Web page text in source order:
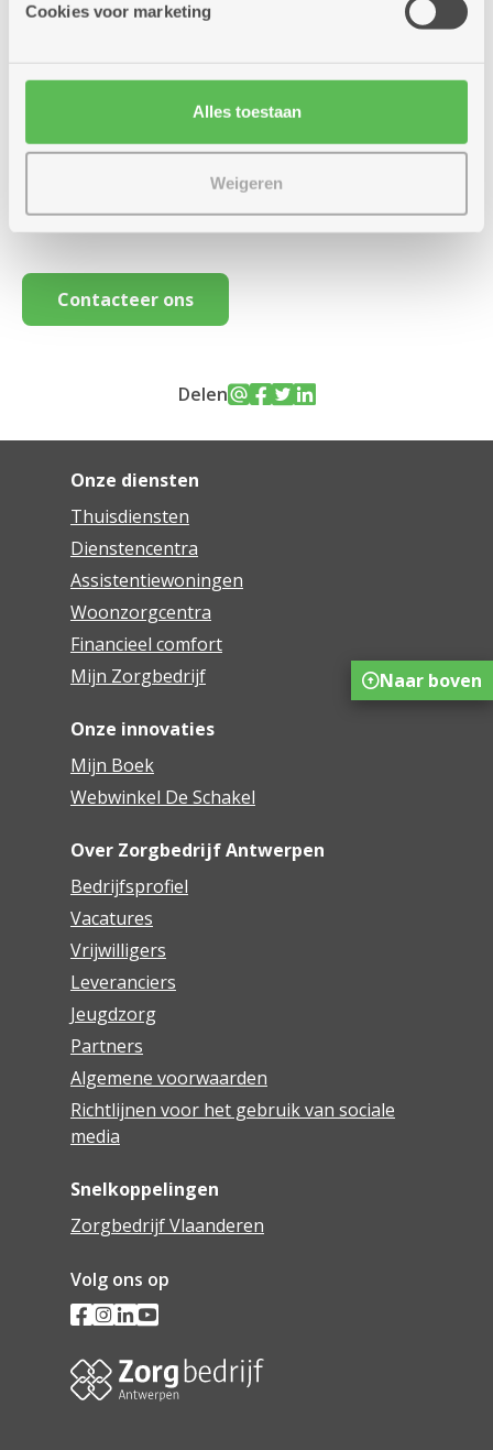
Cookies voor marketing
Alles toestaan
Weigeren
Meer weten
De serviceflat van uw voorkeur gevonden? Of nog
vragen?
Contacteer ons
Delen
Onze diensten
Thuisdiensten
Dienstencentra
Assistentiewoningen
Woonzorgcentra
Financieel comfort
Mijn Zorgbedrijf
Onze innovaties
Mijn Boek
Webwinkel De Schakel
Over Zorgbedrijf Antwerpen
Bedrijfsprofiel
Vacatures
Vrijwilligers
Leveranciers
Jeugdzorg
Partners
Algemene voorwaarden
Richtlijnen voor het gebruik van sociale
media
Snelkoppelingen
Zorgbedrijf Vlaanderen
Volg ons op
Naar boven